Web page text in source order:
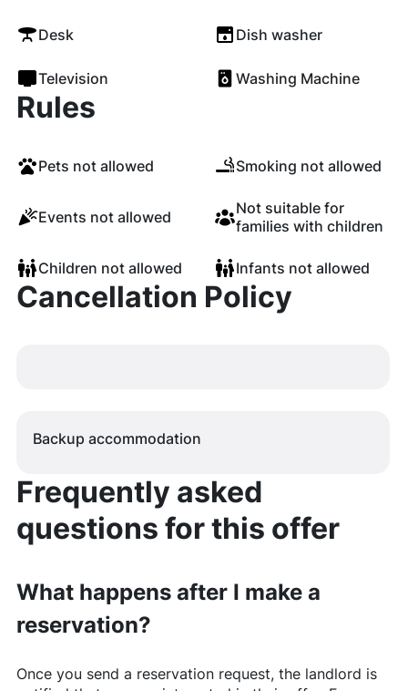
Desk Dish washer
Television Washing Machine
Rules
Pets not allowed Smoking not allowed
Events not allowed
Not suitable for
families with children
Children not allowed Infants not allowed
Cancellation Policy
Backup accommodation
Frequently asked
questions for this offer
What happens after I make a
reservation?
Once you send a reservation request, the landlord is